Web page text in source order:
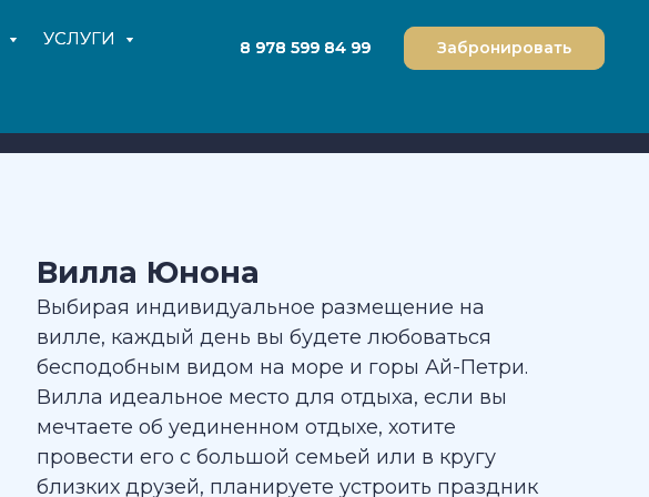
УСЛУГИ
8 978 599 84 99 Забронировать
УСЛУГИ
8 978 599 84 99 Забронировать
Вилла Юнона
Выбирая индивидуальное размещение на
вилле, каждый день вы будете любоваться
бесподобным видом на море и горы Ай-Петри.
Вилла идеальное место для отдыха, если вы
мечтаете об уединенном отдыхе, хотите
провести его с большой семьей или в кругу
близких друзей, планируете устроить праздник